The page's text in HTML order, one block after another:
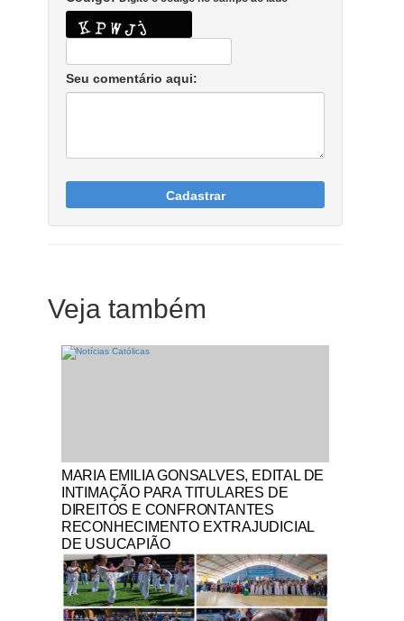
Seu comentário aqui:
Cadastrar
Veja também
Notícias Católicas
MARIA EMILIA GONSALVES, EDITAL DE
INTIMAÇÃO PARA TITULARES DE
DIREITOS E CONFRONTANTES
RECONHECIMENTO EXTRAJUDICIAL
DE USUCAPIÃO